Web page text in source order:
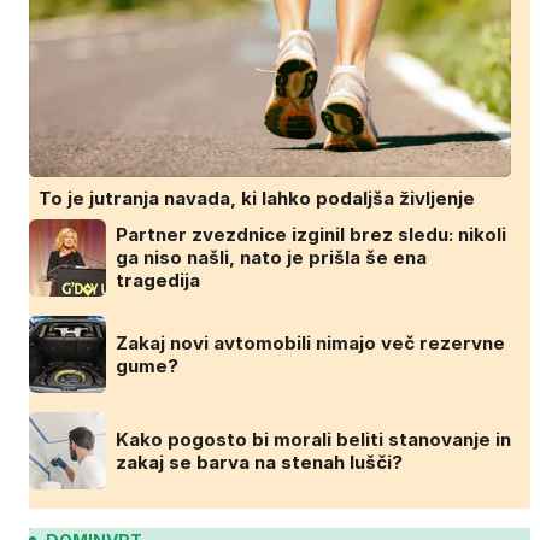
To je jutranja navada, ki lahko podaljša življenje
Partner zvezdnice izginil brez sledu: nikoli
ga niso našli, nato je prišla še ena
tragedija
Zakaj novi avtomobili nimajo več rezervne
gume?
Kako pogosto bi morali beliti stanovanje in
zakaj se barva na stenah lušči?